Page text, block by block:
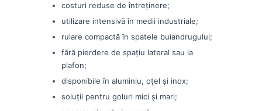
costuri reduse de întreținere;
utilizare intensivă în medii industriale;
rulare compactă în spatele buiandrugului;
fără pierdere de spațiu lateral sau la
plafon;
disponibile în aluminiu, oțel și inox;
soluții pentru goluri mici și mari;